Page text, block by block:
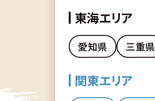
東海エリア
愛知県 三重県
関東エリア